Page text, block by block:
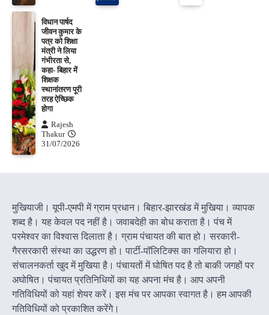
विधान पार्षद
जीवन कुमार के
पत्र को शिक्षा
मंत्री ने लिया
गंभीरता से,
कहा- बिहार में
शिक्षक
स्थानांतरण पूरी
तरह ऐच्छिक
होगा
Rajesh
Thakur
31/07/2026
मुखियाजी। यूपी-एमपी में ग्राम प्रधान। बिहार-झारखंड में मुखिया। व्यापक
शब्द है। यह केवल पद नहीं है। जवाबदेही का बोध कराता है। पंच में
परमेश्वर का विश्वास दिलाता है। ग्राम पंचायत की बात हो। सरकारी-
गैरसरकारी संस्था का उद्धरण हो। पार्टी-पॉलिटिक्स का गलियारा हो।
संचालनकर्ता खुद में मुखिया है। पंचायतों में घोषित पद है तो बाकी जगहों पर
अघोषित। पंचायत प्रतिनिधियों का यह अपना मंच है। आप अपनी
गतिविधियों को यहां शेयर करें। इस मंच पर आपका स्वागत है। हम आपकी
गतिविधियों को प्रकाशित करेंगेे।